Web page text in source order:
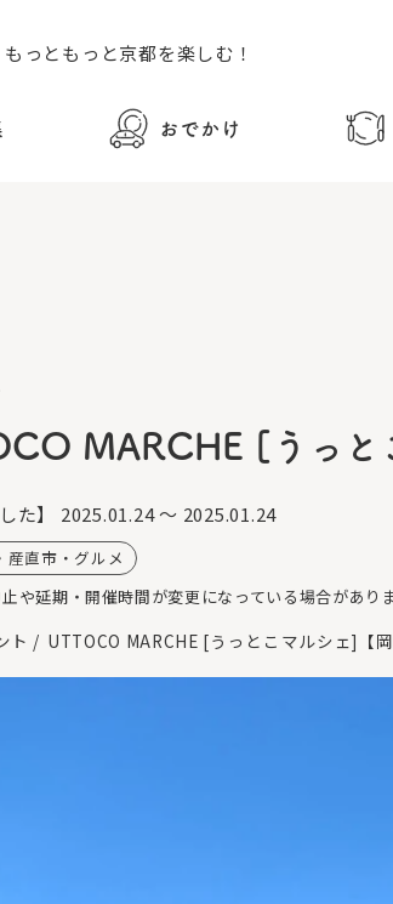
もっともっと京都を楽しむ！
おでかけ
MARCHE [うっと
た】 2025.01.24 ～ 2025.01.24
産直市・グルメ
や延期・開催時間が変更になっている場合があり
ト UTTOCO MARCHE [うっとこマルシェ]【岡